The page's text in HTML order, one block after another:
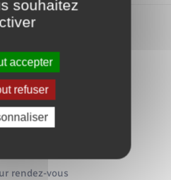
rendez-vous
souhaitez
accepter
refuser